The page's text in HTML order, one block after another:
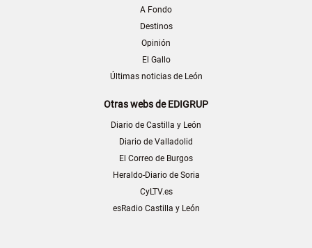
A Fondo
Destinos
Opinión
El Gallo
Últimas noticias de León
Otras webs de EDIGRUP
Diario de Castilla y León
Diario de Valladolid
El Correo de Burgos
Heraldo-Diario de Soria
CyLTV.es
esRadio Castilla y León